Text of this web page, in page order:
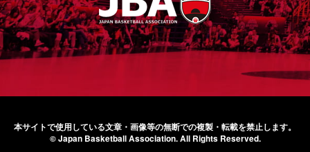
本サイトで使用している文章・画像等の無断での複製・転載を禁止します。
© Japan Basketball Association.All Rights Reserved.